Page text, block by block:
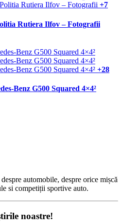
+7
Rutiera Ilfov – Fotografii
+28
Benz G500 Squared 4×4²
automobile, despre orice mișcă
si competiții sportive auto.
noastre!